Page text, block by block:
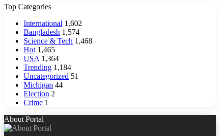
Top Categories
International 1,602
Bangladesh 1,574
Science & Tech 1,468
Hot 1,465
USA 1,364
Trending 1,184
Uncategorized 51
Michigan 44
Election 2
Crime 1
About Portal